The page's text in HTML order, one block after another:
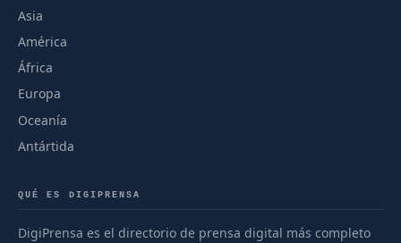
Asia
América
África
Europa
Oceanía
Antártida
QUÉ ES DIGIPRENSA
DigiPrensa es el directorio de prensa digital más completo